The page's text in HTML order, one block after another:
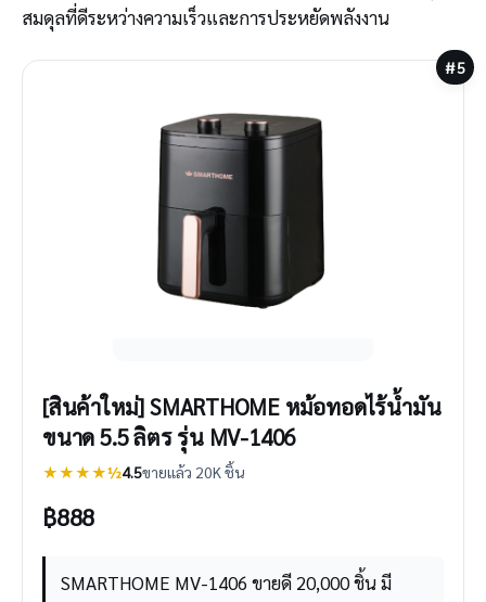
สมดุลที่ดีระหว่างความเร็วและการประหยัดพลังงาน
#5
[สินค้าใหม่] SMARTHOME หม้อทอดไร้น้ำมัน
ขนาด 5.5 ลิตร รุ่น MV-1406
★★★★½4.5ขายแล้ว 20K ชิ้น
฿888
SMARTHOME MV-1406 ขายดี 20,000 ชิ้น มี